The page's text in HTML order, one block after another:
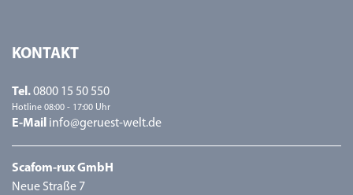
KONTAKT
Tel.0800 15 50 550
Hotline 08:00 - 17:00 Uhr
E-Mail info@geruest-welt.de
Scafom-rux GmbH
Neue Straße 7